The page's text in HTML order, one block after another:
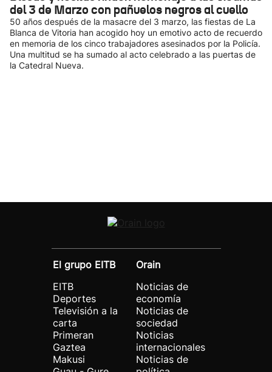
del 3 de Marzo con pañuelos negros al cuello
50 años después de la masacre del 3 marzo, las fiestas de La
Blanca de Vitoria han acogido hoy un emotivo acto de recuerdo
en memoria de los cinco trabajadores asesinados por la Policía.
Una multitud se ha sumado al acto celebrado a las puertas de
la Catedral Nueva.
El grupo EITB
EITB
Deportes
Televisión a la
carta
Primeran
Gaztea
Makusi
Orain
Noticias de
economía
Noticias de
sociedad
Noticias
internacionales
Noticias de